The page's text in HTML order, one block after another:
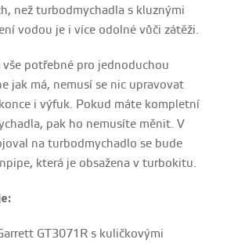
než turbodmychadla s kluznými
vodou je i více odolné vůči zátěži.
potřebné pro jednoduchou
jak má, nemusí se nic upravovat
i výfuk. Pokud máte kompletní
pak ho nemusíte měnit. V
na turbodmychadlo se bude
která je obsažena v turbokitu.
GT3071R s kuličkovými